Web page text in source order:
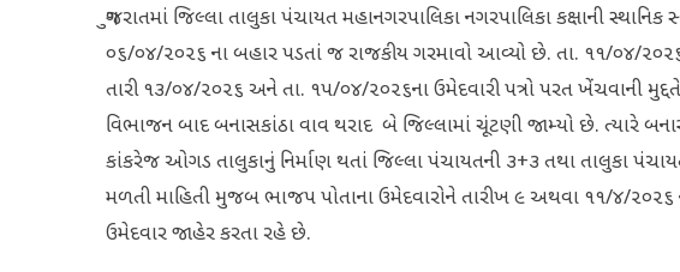
ગુજરાતમાં જિલ્લા તાલુકા પંચાયત મહાનગરપાલિકા નગરપાલિકા કક્ષાની
૦૬/૦૪/૨૦૨૬ ના બહાર પડતાં જ રાજકીય ગરમાવો આવ્યો છે. તા. ૧૧/૦૪/
તારી ૧૩/૦૪/૨૦૨૬ અને તા. ૧૫/૦૪/૨૦૨૬ના ઉમેદવારી પત્રો પરત ખેંચવાની
વિભાજન બાદ બનાસકાંઠા વાવ થરાદ બે જિલ્લામાં ચૂંટણી જામ્યો છે. ત્યારે
કાંકરેજ ઓગડ તાલુકાનું નિર્માણ થતાં જિલ્લા પંચાયતની ૩+૩ તથા તાલુકા
મળતી માહિતી મુજબ ભાજપ પોતાના ઉમેદવારોને તારીખ ૯ અથવા ૧૧/૪/
ઉમેદવાર જાહેર કરતા રહે છે.